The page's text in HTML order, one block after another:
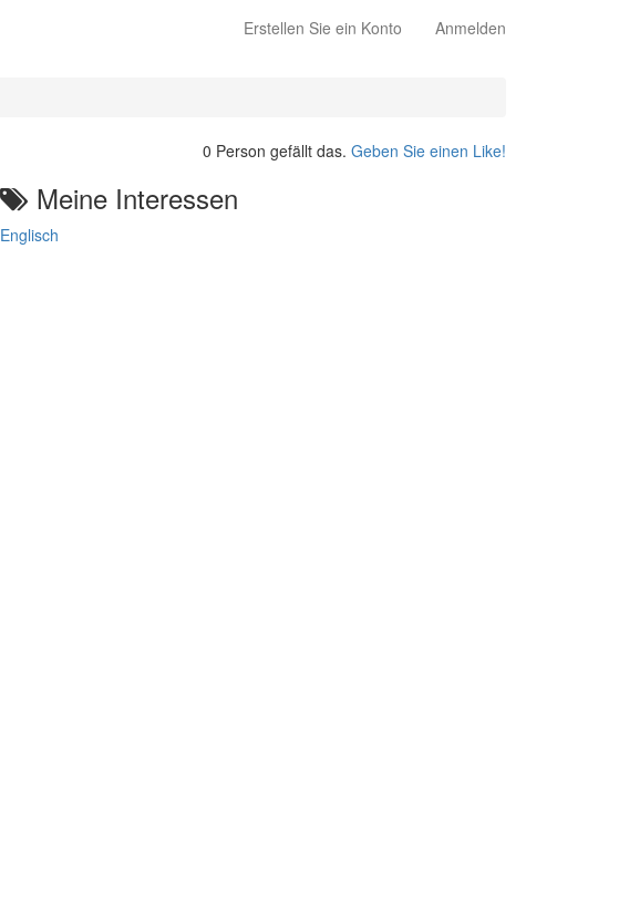
Erstellen Sie ein Konto Anmelden
0 Person gefällt das. Geben Sie einen Like!
Meine Interessen
Englisch